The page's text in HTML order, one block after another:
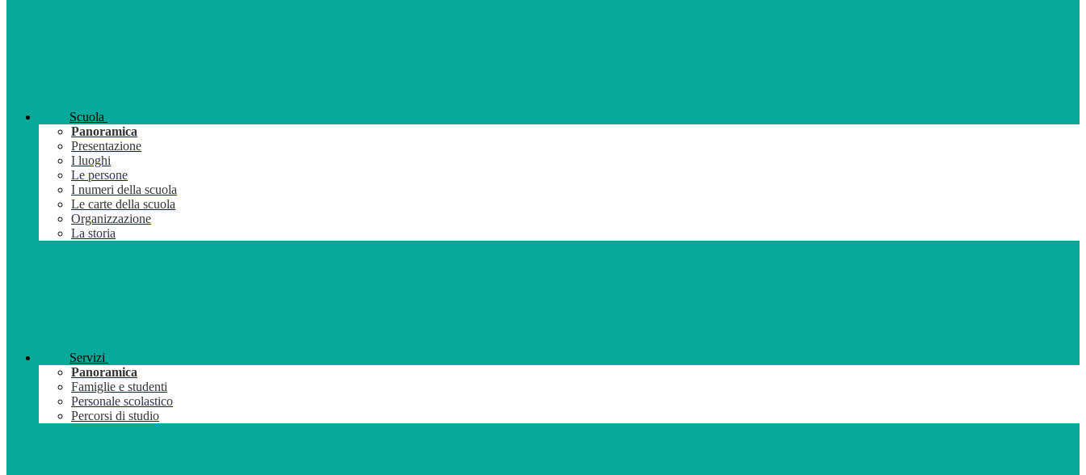
Scuola
Panoramica
Presentazione
I luoghi
Le persone
I numeri della scuola
Le carte della scuola
Organizzazione
La storia
Servizi
Panoramica
Famiglie e studenti
Personale scolastico
Percorsi di studio